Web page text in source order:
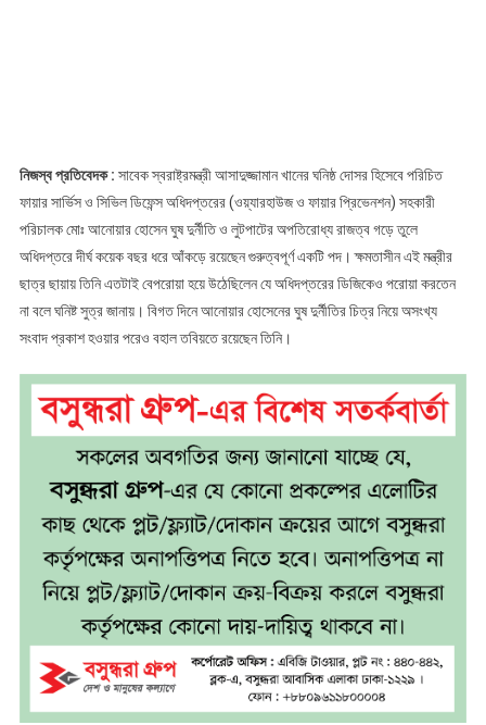
নিজস্ব প্রতিবেদক : সাবেক স্বরাষ্ট্রমন্ত্রী আসাদুজ্জামান খানের ঘনিষ্ঠ দোসর হিসেবে পরিচিত
ফায়ার সার্ভিস ও সিভিল ডিফেন্স অধিদপ্তরের (ওয়্যারহাউজ ও ফায়ার প্রিভেনশন) সহকারী
পরিচালক মোঃ আনোয়ার হোসেন ঘুষ দুর্নীতি ও লুটপাটের অপতিরোধ্য রাজত্ব গড়ে তুলে
অধিদপ্তরে দীর্ঘ কয়েক বছর ধরে আঁকড়ে রয়েছেন গুরুত্বপূর্ণ একটি পদ। ক্ষমতাসীন এই মন্ত্রীর
ছাত্র ছায়ায় তিনি এতটাই বেপরোয়া হয়ে উঠেছিলেন যে অধিদপ্তরের ডিজিকেও পরোয়া করতেন
না বলে ঘনিষ্ট সুত্র জানায়। বিগত দিনে আনোয়ার হোসেনের ঘুষ দুর্নীতির চিত্র নিয়ে অসংখ্য
সংবাদ প্রকাশ হওয়ার পরেও বহাল তবিয়তে রয়েছেন তিনি।